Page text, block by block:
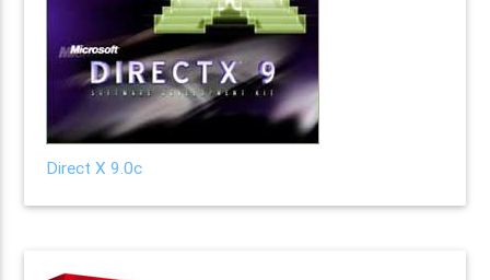
Direct X 9.0c